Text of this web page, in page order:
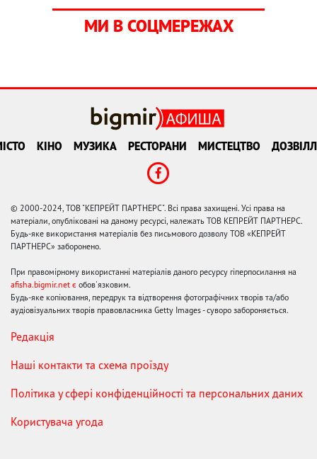
МИ В СОЦМЕРЕЖАХ
КІНО МУЗИКА РЕСТОРАНИ МИСТЕЦТВО
© 2000-2024, ТОВ "КЕПРЕЙТ ПАРТНЕРС". Всі права захищені. Усі права на
матеріали, опубліковані на даному ресурсі, належать ТОВ КЕПРЕЙТ ПАРТНЕРС.
Будь-яке використання матеріалів без письмового дозволу ТОВ «КЕПРЕЙТ
ПАРТНЕРС» заборонено.
При правомірному використанні матеріалів даного ресурсу гіперпосилання на
afisha.bigmir.net є обов'язковим.
Будь-яке копіювання, передрук та відтворення фотографічних творів та/або
аудіовізуальних творів правовласника Getty Images - суворо забороняється.
Редакція
Наші контакти та схема проїзду
Політика у сфері конфіденційності та персональних даних
Користувача угода